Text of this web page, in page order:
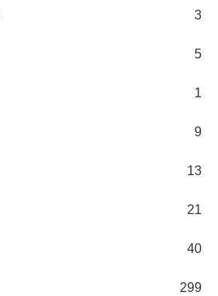
3
5
1
9
13
21
40
299